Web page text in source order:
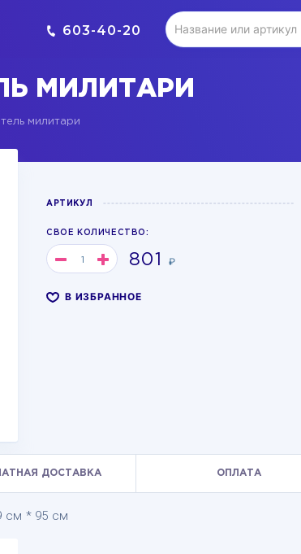
603-40-20
МИЛИТАРИ
милитари
АРТИКУЛ
СВОЕ КОЛИЧЕСТВО:
801₽
В ИЗБРАННОЕ
ДОСТАВКА ОПЛАТА
см * 95 см